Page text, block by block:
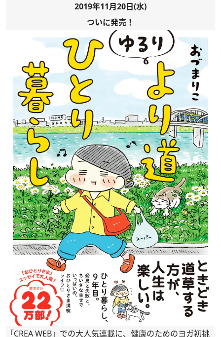
2019年11月20日(水)
ついに発売！
「CREA WEB」での大人気連載に、健康のためのヨガ初挑